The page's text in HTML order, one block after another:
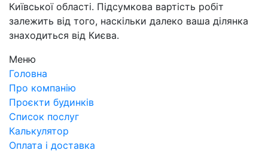
Київської області. Підсумкова вартість робіт
залежить від того, наскільки далеко ваша ділянка
знаходиться від Києва.
Меню
Головна
Про компанію
Проєкти будинків
Список послуг
Калькулятор
Оплата і доставка